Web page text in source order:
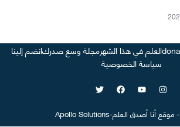
العلم في هذا الشهرمجلة وسع صدركانضم إلينا
سياسة الخصوصية
-موقعأنا أصدق العلم-
Apollo Solutions